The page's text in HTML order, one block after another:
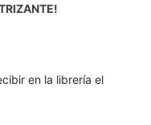
en la librería el